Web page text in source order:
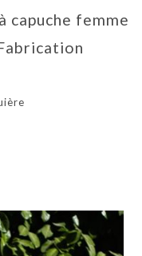
capuche femme